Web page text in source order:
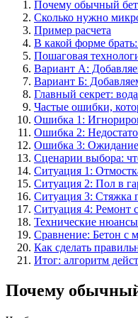
Почему обычный
Сколько нужно
Пример расчета
В какой форме
Пошаговая
Вариант А:
Вариант Б:
Главный секрет:
Частые ошибки,
Ошибка 1:
Ошибка 2:
Ошибка 3: Ожидание
Сценарии выбора:
Ситуация 1:
Ситуация 2: Пол в
Ситуация 3: Стяжка
Ситуация 4: Ремонт
Технические
Сравнение: Бетон с
Как сделать
Итог: алгоритм
Почему